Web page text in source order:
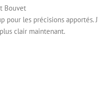
Bouvet
pour les précisions apportés.
clair maintenant.